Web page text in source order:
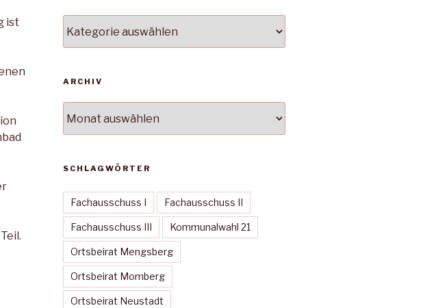
ist
ARCHIV
SCHLAGWÖRTER
Fachausschuss I Fachausschuss II
Fachausschuss III Kommunalwahl 21
Ortsbeirat Mengsberg
Ortsbeirat Momberg
Ortsbeirat Neustadt